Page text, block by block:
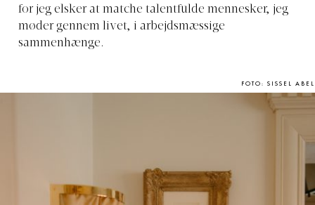
for jeg elsker at matche talentfulde mennesker, jeg
møder gennem livet, i arbejdsmæssige
sammenhænge.
FOTO: SISSEL ABEL